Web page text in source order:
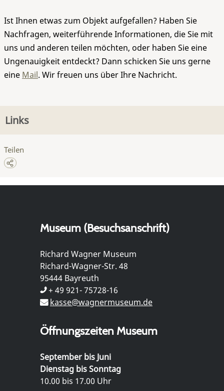
Ist Ihnen etwas zum Objekt aufgefallen? Haben Sie
Nachfragen, weiterführende Informationen, die Sie mit
uns und anderen teilen möchten, oder haben Sie eine
Ungenauigkeit entdeckt? Dann schicken Sie uns gerne
eine Mail. Wir freuen uns über Ihre Nachricht.
Links
Teilen
Museum (Besuchsanschrift)
Richard Wagner Museum
Richard-Wagner-Str. 48
95444 Bayreuth
+ 49 921- 75728-16
kasse@wagnermuseum.de
Öffnungszeiten Museum
September bis Juni
Dienstag bis Sonntag
10.00 bis 17.00 Uhr